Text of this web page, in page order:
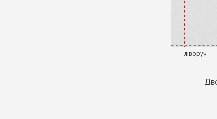
ліворуч